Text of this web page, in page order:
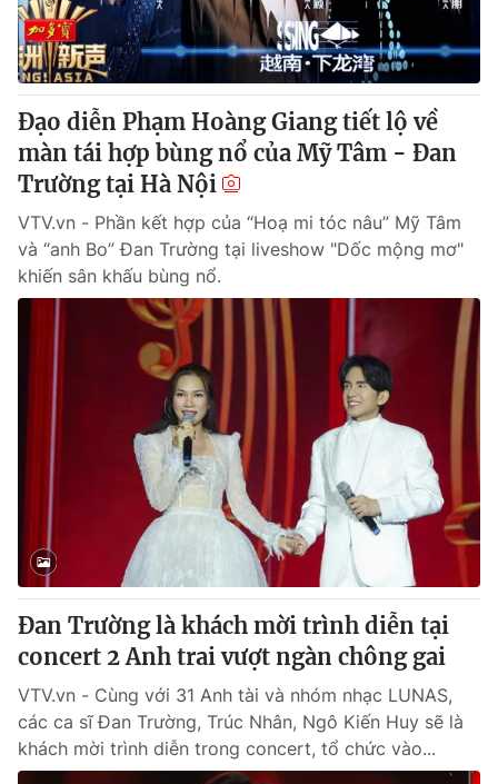
Sản phẩm
Thị trường
Tư vấn
Lịch phát sóng
Chuyên mục khác
Emagazine
Photo Infographic
Video Shorts video
VTV Money VTV Thể thao
VTV Sức khoẻ Bất động sản
Thị trường 24h Tấm lòng Việt
VTV4 Vươn mình bằng AI
VTV9 VTV8
Liên hệ tòa soạn English
Đạo diễn Phạm Hoàng Giang tiết lộ về
màn tái hợp bùng nổ của Mỹ Tâm - Đan
Trường tại Hà Nội
VTV.vn - Phần kết hợp của “Hoạ mi tóc nâu” Mỹ Tâm
và “anh Bo” Đan Trường tại liveshow "Dốc mộng mơ"
khiến sân khấu bùng nổ.
Đan Trường là khách mời trình diễn tại
concert 2 Anh trai vượt ngàn chông gai
VTV.vn - Cùng với 31 Anh tài và nhóm nhạc LUNAS,
các ca sĩ Đan Trường, Trúc Nhân, Ngô Kiến Huy sẽ là
khách mời trình diễn trong concert, tổ chức vào...